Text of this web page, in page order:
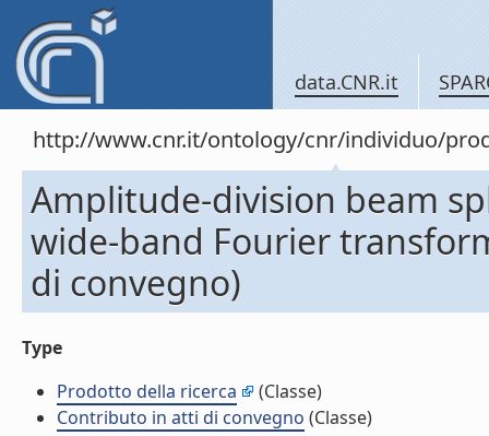
data.CNR.it
http://www.cnr.it/ontology/cnr/individuo/
Amplitude-division beam
wide-band Fourier
di convegno)
Type
Prodotto della ricerca
(Classe)
Contributo in atti di convegno (Classe)